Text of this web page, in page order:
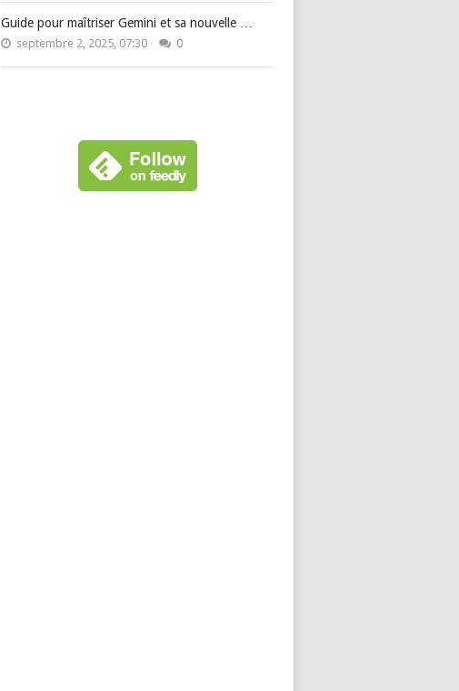
Guide pour maîtriser Gemini et sa nouvelle …
septembre 2, 2025, 07:30 0